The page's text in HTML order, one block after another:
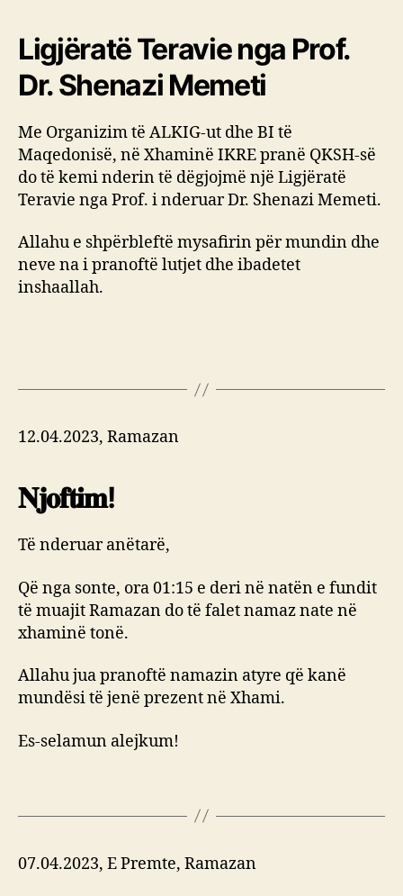
Ligjëratë Teravie nga Prof.
Dr. Shenazi Memeti
Me Organizim të ALKIG-ut dhe BI të
Maqedonisë, në Xhaminë IKRE pranë QKSH-së
do të kemi nderin të dëgjojmë një Ligjëratë
Teravie nga Prof. i nderuar Dr. Shenazi Memeti.
Allahu e shpërbleftë mysafirin për mundin dhe
neve na i pranoftë lutjet dhe ibadetet
inshaallah.
12.04.2023, Ramazan
𝐍𝐣𝐨𝐟𝐭𝐢𝐦!
Të nderuar anëtarë,
Që nga sonte, ora 01:15 e deri në natën e fundit
të muajit Ramazan do të falet namaz nate në
xhaminë tonë.
Allahu jua pranoftë namazin atyre që kanë
mundësi të jenë prezent në Xhami.
Es-selamun alejkum!
07.04.2023, E Premte, Ramazan